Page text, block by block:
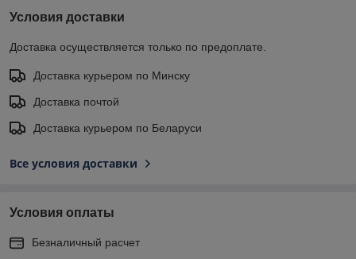
Условия доставки
Доставка осуществляется только по предоплате.
Доставка курьером по Минску
Доставка почтой
Доставка курьером по Беларуси
Все условия доставки
Условия оплаты
Безналичный расчет